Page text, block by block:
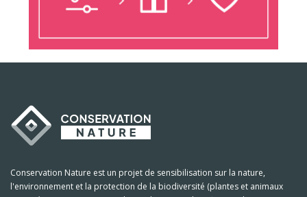
Conservation Nature est un projet de sensibilisation sur la nature,
l'environnement et la protection de la biodiversité (plantes et animaux